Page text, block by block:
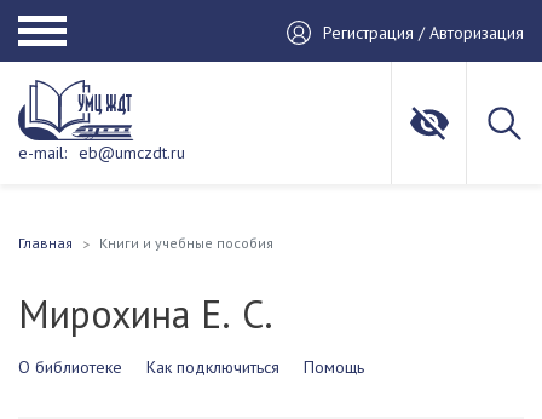
Регистрация / Авторизация
e-mail: eb@umczdt.ru
Главная Книги и учебные пособия
Мирохина Е. С.
О библиотеке Как подключиться Помощь